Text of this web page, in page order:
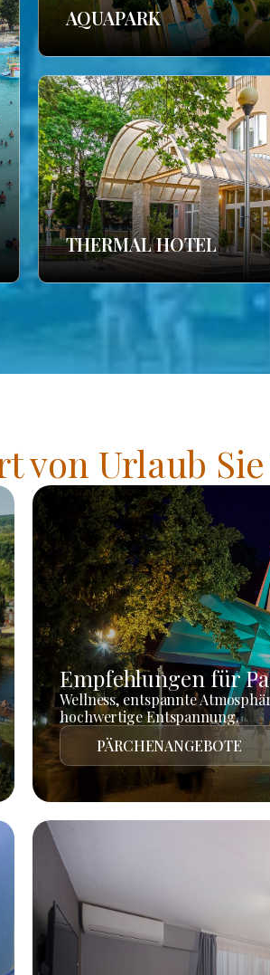
AQUAPARK
THERMAL HOTEL
von Urlaub
Empfehlungen für
Wellness, entspannte
hochwertige Entspannung.
PÄRCHENANGEBOTE